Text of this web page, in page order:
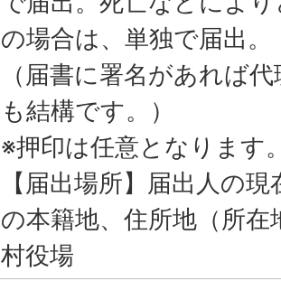
の場合は、単独で届出。
（届書に署名があれば
も結構です。）
※押印は任意となります
【届出場所】届出人の
の本籍地、住所地（所
村役場